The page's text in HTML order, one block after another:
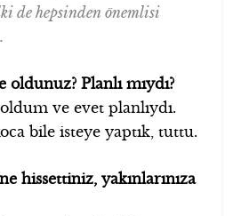
de hepsinden önemlisi
oldunuz? Planlı mıydı?
ve evet planlıydı.
bile isteye yaptık, tuttu.
hissettiniz, yakınlarınıza